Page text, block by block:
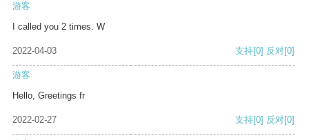
游客
I called you 2 times. W
2022-04-03 支持[0] 反对[0]
游客
Hello, Greetings fr
2022-02-27 支持[0] 反对[0]